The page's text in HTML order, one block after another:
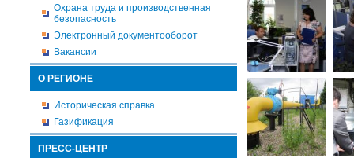
Охрана труда и производственная
безопасность
Электронный документооборот
Вакансии
О РЕГИОНЕ
Историческая справка
Газификация
ПРЕСС-ЦЕНТР